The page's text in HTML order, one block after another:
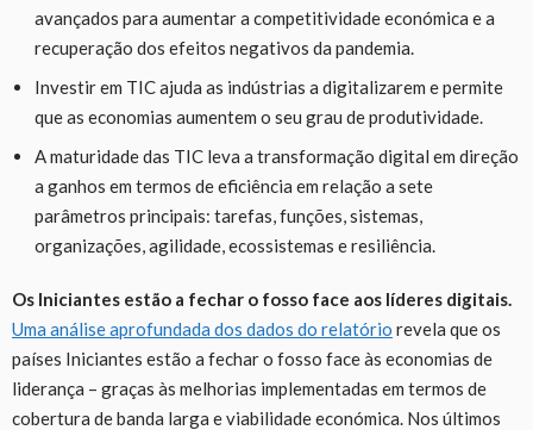
avançados para aumentar a competitividade económica e a
recuperação dos efeitos negativos da pandemia.
Investir em TIC ajuda as indústrias a digitalizarem e permite
que as economias aumentem o seu grau de produtividade.
A maturidade das TIC leva a transformação digital em direção
a ganhos em termos de eficiência em relação a sete
parâmetros principais: tarefas, funções, sistemas,
organizações, agilidade, ecossistemas e resiliência.
Os Iniciantes estão a fechar o fosso face aos líderes digitais.
Uma análise aprofundada dos dados do relatório revela que os
países Iniciantes estão a fechar o fosso face às economias de
liderança – graças às melhorias implementadas em termos de
cobertura de banda larga e viabilidade económica. Nos últimos